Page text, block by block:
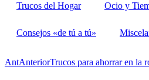
Trucos del Hogar Ocio y
Consejos «de tú a tú»
AntAnteriorTrucos para ahorrar en la